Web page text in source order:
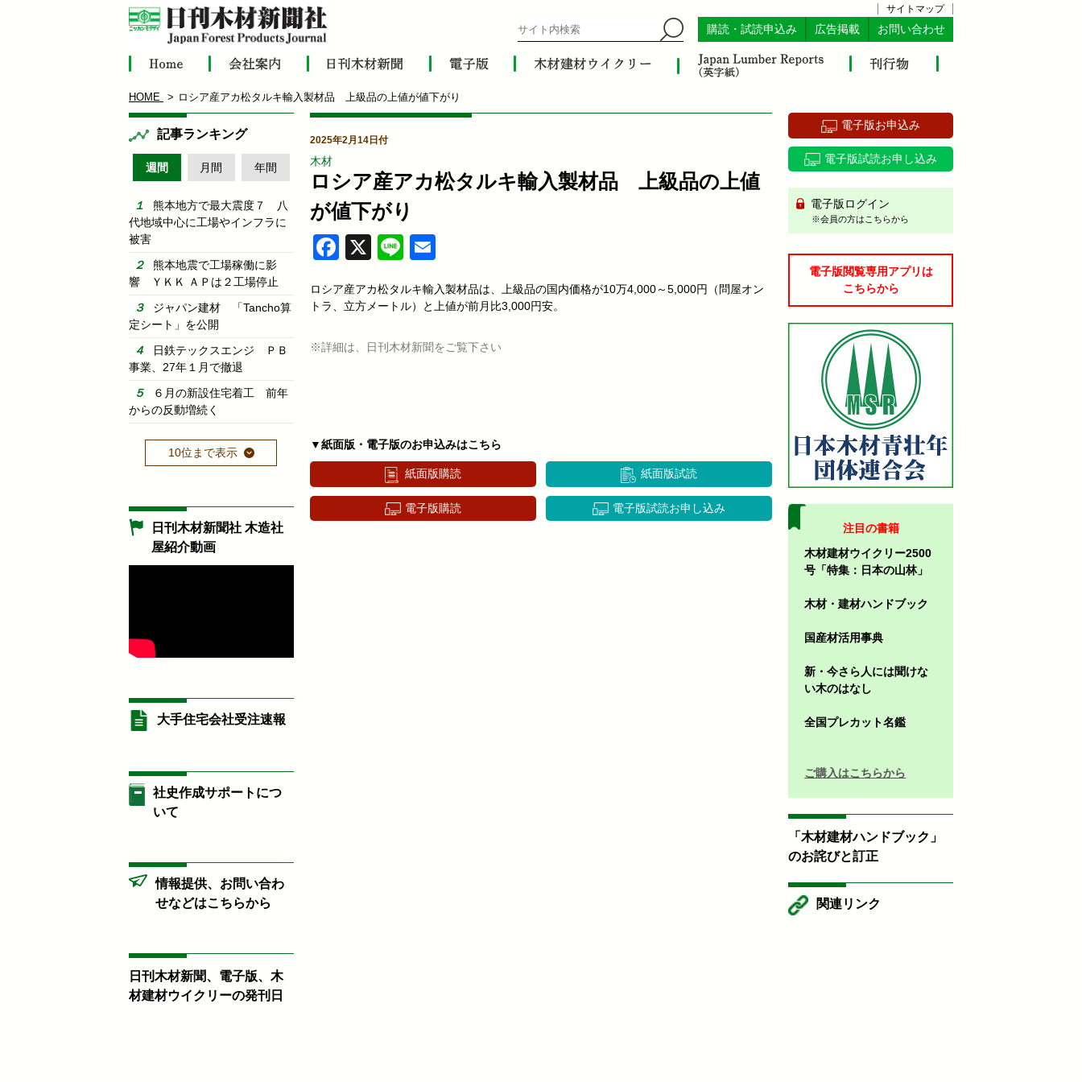
サイトマップ
購読・試読申込み 広告掲載 お問い合わせ
HOME ロシア産アカ松タルキ輸入製材品 上級品の上値が値下がり
2025年2月14日付
木材
ロシア産アカ松タルキ輸入製材品 上級品の上値
が値下がり
Facebook
X Line
ロシア産アカ松タルキ輸入製材品は、上級品の国内価格が10万4,000～5,000円（問屋オン
トラ、立方メートル）と上値が前月比3,000円安。
※詳細は、日刊木材新聞をご覧下さい
▼紙面版・電子版のお申込みはこちら
紙面版購読 紙面版試読
電子版購読 電子版試読お申し込み
記事ランキング
週間 月間 年間
熊本地方で最大震度７ 八
代地域中心に工場やインフラに
被害
熊本地震で工場稼働に影
響 ＹＫＫ ＡＰは２工場停止
ジャパン建材 「Tancho算
定シート」を公開
日鉄テックスエンジ ＰＢ
事業、27年１月で撤退
６月の新設住宅着工 前年
からの反動増続く
10位まで表示
日刊木材新聞社 木造社
屋紹介動画
大手住宅会社受注速報
社史作成サポートにつ
いて
情報提供、お問い合わ
せなどはこちらから
日刊木材新聞、電子版、木
材建材ウイクリーの発刊日
電子版お申込み
電子版試読お申し込み
電子版ログイン
※会員の方はこちらから
電子版閲覧専用アプリは
こちらから
注目の書籍
木材建材ウイクリー2500
号「特集：日本の山林」
木材・建材ハンドブック
国産材活用事典
新・今さら人には聞けな
い木のはなし
全国プレカット名鑑
ご購入はこちらから
「木材建材ハンドブック」
のお詫びと訂正
関連リンク